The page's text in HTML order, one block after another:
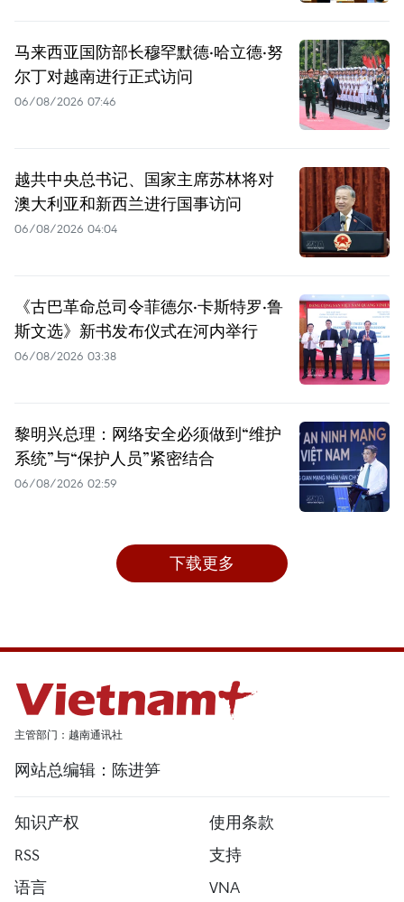
马来西亚国防部长穆罕默德·哈立德·努
尔丁对越南进行正式访问
06/08/2026 07:46
越共中央总书记、国家主席苏林将对
澳大利亚和新西兰进行国事访问
06/08/2026 04:04
《古巴革命总司令菲德尔·卡斯特罗·鲁
斯文选》新书发布仪式在河内举行
06/08/2026 03:38
黎明兴总理：网络安全必须做到“维护
系统”与“保护人员”紧密结合
06/08/2026 02:59
下载更多
主管部门：越南通讯社
网站总编辑：陈进笋
知识产权
使用条款
RSS
支持
语言
VNA